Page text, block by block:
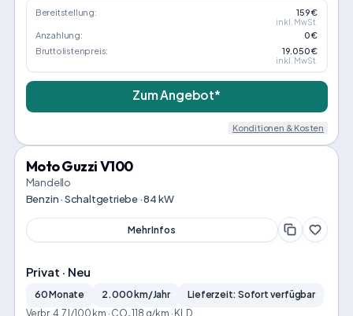
Bereitstellung: 159 €
inkl. MwSt.
Anzahlung:
0 €
Bruttolistenpreis:
19.050 €
inkl. MwSt.
Zum Angebot*
Konditionen & Kosten
Moto Guzzi V100
Mandello
Benzin · Schaltgetriebe · 84 kW
Mehr Infos
Privat · Neu
60 Monate 2.000 km/Jahr
Lieferzeit: Sofort verfügbar
Verbr. 4,7 l/100 km · CO₂ 118 g/km · Kl. D